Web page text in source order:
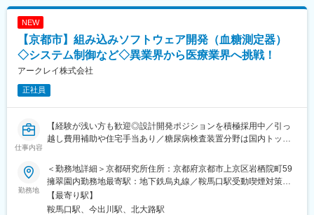
医療機器・体外診断薬に求められる安全性・有効性・機能性を、
仕組みとして保証するQAとして、専門性の高いメンバーと協働し
ながら、アークレイグループの品質保証体制を構築していただき
■キャリアパス：
アパスを用意しており、ご自身の希望を尊重したキャリアステッ
プとなるよう、柔軟に対応できる環境が整っています。
■その他：
す。
NEW
【京都市】組み込みソフトウェア開発（血糖測定器）
◇システム制御など◇異業界から医療業界へ挑戦！
アークレイ株式会社
正社員
仕事内容
【経験が浅い方も歓迎◎設計開発ポジションを積極採用中／引っ
越し費用補助や住宅手当あり／糖尿病検査装置分野は国内トップ
■職務内容：
当社の製品である血糖測定器のソフトウェア開発をお任せいたし
ます。
勤務地
＜勤務地詳細＞京都研究所住所：京都府京都市上京区岩栖院町59
擁翠園内勤務地最寄駅：地下鉄烏丸線／鞍馬口駅受動喫煙対策：
屋内全面禁煙変更の範囲：会社の定める事業所
【最寄り駅】
鞍馬口駅、今出川駅、北大路駅